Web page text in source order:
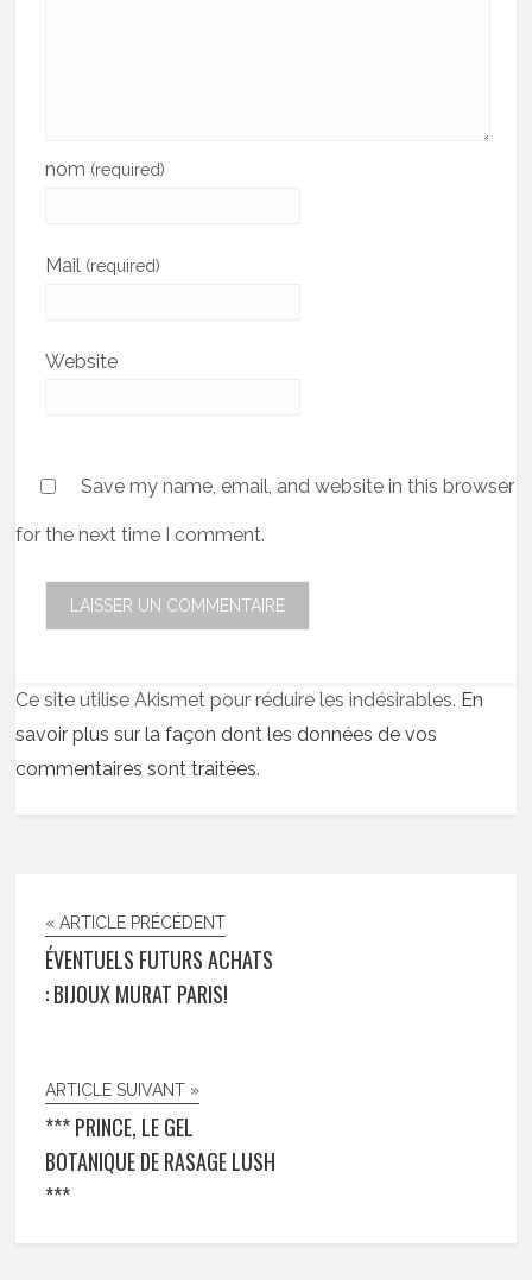
nom (required)
Mail (required)
Website
Save my name, email, and website in this browser
for the next time I comment.
Ce site utilise Akismet pour réduire les indésirables. En
savoir plus sur la façon dont les données de vos
commentaires sont traitées.
« ARTICLE PRÉCÉDENT
ÉVENTUELS FUTURS ACHATS
: BIJOUX MURAT PARIS!
ARTICLE SUIVANT »
*** PRINCE, LE GEL
BOTANIQUE DE RASAGE LUSH
***